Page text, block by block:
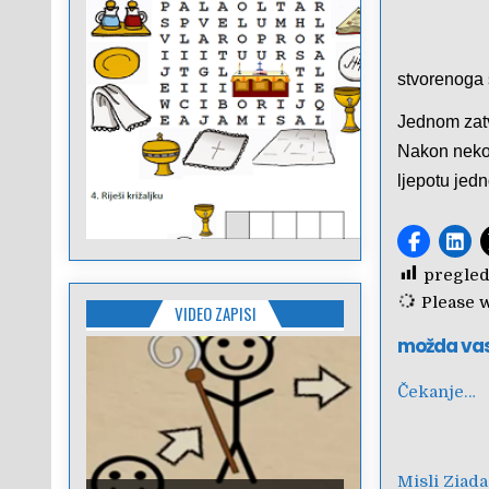
stvorenoga
Jednom
Nakon
ljepotu
Please
možda
Čekanje…
Misli Ziada
VIDEO ZAPISI